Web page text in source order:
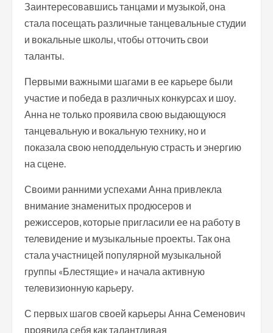
Заинтересовавшись танцами и музыкой, она
стала посещать различные танцевальные студии
и вокальные школы, чтобы отточить свои
таланты.
Первыми важными шагами в ее карьере были
участие и победа в различных конкурсах и шоу.
Анна не только проявила свою выдающуюся
танцевальную и вокальную технику, но и
показала свою неподдельную страсть и энергию
на сцене.
Своими ранними успехами Анна привлекла
внимание знаменитых продюсеров и
режиссеров, которые пригласили ее на работу в
телевидение и музыкальные проекты. Так она
стала участницей популярной музыкальной
группы «Блестящие» и начала активную
телевизионную карьеру.
С первых шагов своей карьеры Анна Семенович
проявила себя как талантливая